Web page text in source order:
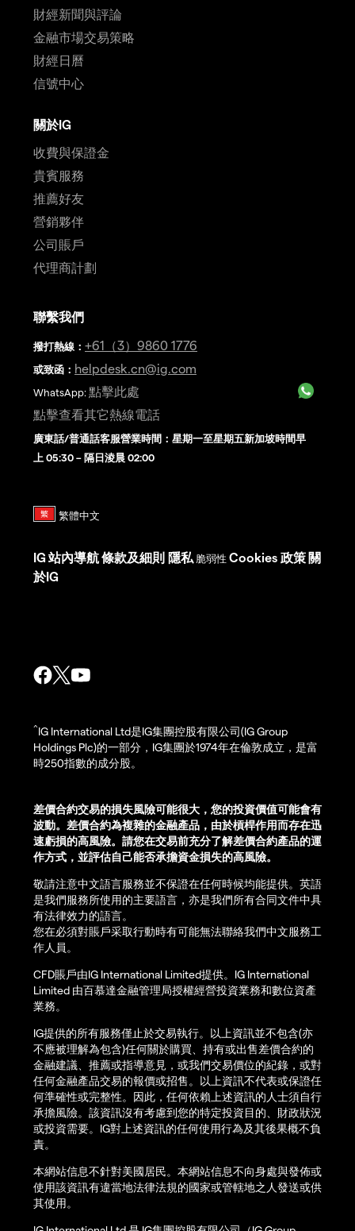
財經新聞與評論
金融市場交易策略
財經日曆
信號中心
關於IG
收費與保證金
貴賓服務
推薦好友
營銷夥伴
公司賬戶
代理商計劃
聯繫我們
撥打熱線 ： +61（3）9860 1776
或致函： helpdesk.cn@ig.com
WhatsApp: 點擊此處
點擊查看其它熱線電話
廣東話/普通話客服營業時間：星期一至星期五新加坡時間早
上 05:30 – 隔日淩晨 02:00
IG 站內導航條款及細則 隱私 脆弱性 Cookies 政策 關
於IG
^IG International Ltd是IG集團控股有限公司(IG Group
Holdings Plc)的一部分，IG集團於1974年在倫敦成立，是富
時250指數的成分股。
差價合約交易的損失風險可能很大，您的投資價值可能會有
波動。差價合約為複雜的金融產品，由於槓桿作用而存在迅
速虧損的高風險。請您在交易前充分了解差價合約產品的運
作方式，並評估自己能否承擔資金損失的高風險。
敬請注意中文語言服務並不保證在任何時候均能提供。英語
是我們服務所使用的主要語言，亦是我們所有合同文件中具
有法律效力的語言。
您在必須對賬戶采取行動時有可能無法聯絡我們中文服務工
作人員。
CFD賬戶由IG International Limited提供。IG International
Limited 由百慕達金融管理局授權經營投資業務和數位資產
業務。
IG提供的所有服務僅止於交易執行。以上資訊並不包含(亦
不應被理解為包含)任何關於購買、持有或出售差價合約的
金融建議、推薦或指導意見，或我們交易價位的紀錄，或對
任何金融產品交易的報價或招售。以上資訊不代表或保證任
何準確性或完整性。因此，任何依賴上述資訊的人士須自行
承擔風險。該資訊沒有考慮到您的特定投資目的、財政狀況
或投資需要。IG對上述資訊的任何使用行為及其後果概不負
責。
本網站信息不針對美國居民。本網站信息不向身處與發佈或
使用該資訊有違當地法律法規的國家或管轄地之人發送或供
其使用。